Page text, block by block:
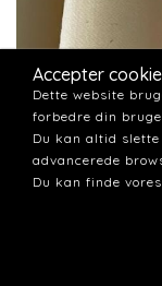
Plain Wool farve
Accepter
Dette website
forbedre din
Du kan altid slette
advancerede
Du kan finde